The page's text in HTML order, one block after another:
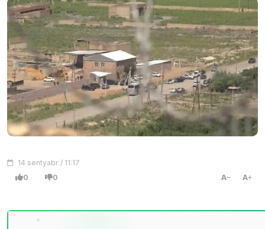
14 sentyabr / 11:17
0 0 A A